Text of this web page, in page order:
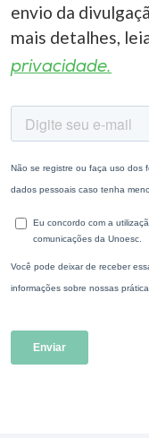
envio da
mais detalhes,
privacidade.